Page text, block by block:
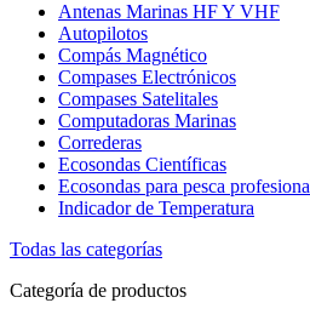
Antenas Marinas HF Y VHF
Autopilotos
Compás Magnético
Compases Electrónicos
Compases Satelitales
Computadoras Marinas
Correderas
Ecosondas Científicas
Ecosondas para pesca
Indicador de Temperatura
Todas las categorías
Categoría de productos